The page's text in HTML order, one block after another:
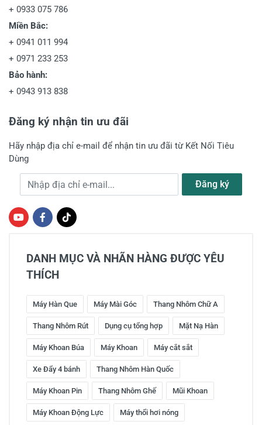
+ 0933 075 786
Miền Bắc:
+ 0941 011 994
+ 0971 233 253
Bảo hành:
+ 0943 913 838
Đăng ký nhận tin ưu đãi
Hãy nhập địa chỉ e-mail để nhận tin ưu đãi từ Kết Nối Tiêu
Dùng
Địa chỉ e-mail Đăng ký
DANH MỤC VÀ NHÃN HÀNG ĐƯỢC YÊU
THÍCH
Máy Hàn Que Máy Mài Góc Thang Nhôm Chữ A
Thang Nhôm Rút Dụng cụ tổng hợp Mặt Nạ Hàn
Máy Khoan Búa Máy Khoan Máy cắt sắt
Xe Đẩy 4 bánh Thang Nhôm Hàn Quốc
Máy Khoan Pin Thang Nhôm Ghế Mũi Khoan
Máy Khoan Động Lực Máy thổi hơi nóng